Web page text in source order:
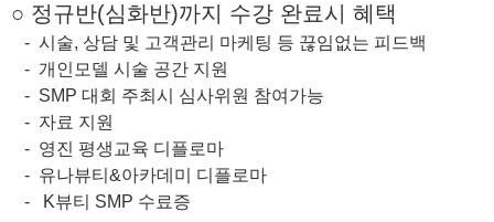
○ 정규반(심화반)까지 수강 완료시 혜택
- 시술, 상담 및 고객관리 마케팅 등 끊임없는 피드백
- 개인모델 시술 공간 지원
- SMP 대회 주최시 심사위원 참여가능
- 자료 지원
- 영진 평생교육 디플로마
- 유나뷰티 &아카데미 디플로마
- K뷰티 SMP 수료증